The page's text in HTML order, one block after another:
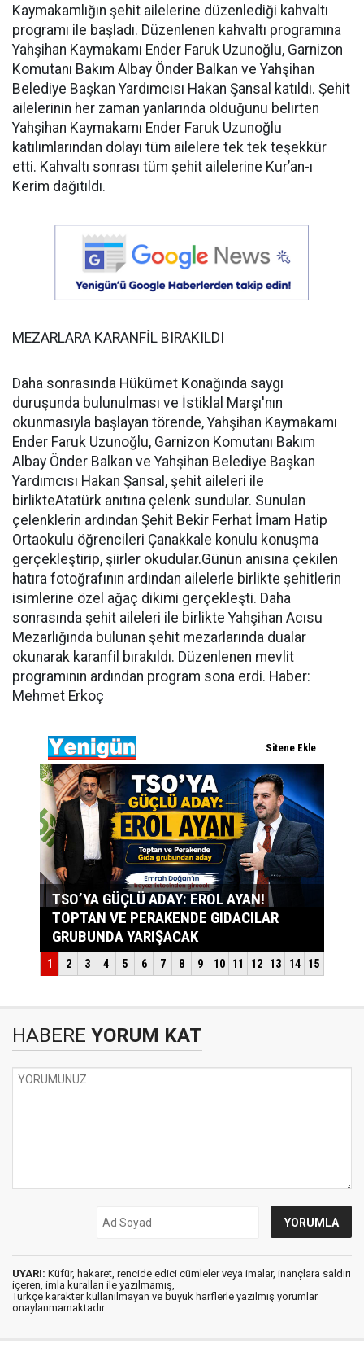
Kaymakamlığın şehit ailelerine düzenlediği kahvaltı
programı ile başladı. Düzenlenen kahvaltı programına
Yahşihan Kaymakamı Ender Faruk Uzunoğlu, Garnizon
Komutanı Bakım Albay Önder Balkan ve Yahşihan
Belediye Başkan Yardımcısı Hakan Şansal katıldı. Şehit
ailelerinin her zaman yanlarında olduğunu belirten
Yahşihan Kaymakamı Ender Faruk Uzunoğlu
katılımlarından dolayı tüm ailelere tek tek teşekkür
etti. Kahvaltı sonrası tüm şehit ailelerine Kur’an-ı
Kerim dağıtıldı.
MEZARLARA KARANFİL BIRAKILDI
Daha sonrasında Hükümet Konağında saygı
duruşunda bulunulması ve İstiklal Marşı'nın
okunmasıyla başlayan törende, Yahşihan Kaymakamı
Ender Faruk Uzunoğlu, Garnizon Komutanı Bakım
Albay Önder Balkan ve Yahşihan Belediye Başkan
Yardımcısı Hakan Şansal, şehit aileleri ile
birlikteAtatürk anıtına çelenk sundular. Sunulan
çelenklerin ardından Şehit Bekir Ferhat İmam Hatip
Ortaokulu öğrencileri Çanakkale konulu konuşma
gerçekleştirip, şiirler okudular.Günün anısına çekilen
hatıra fotoğrafının ardından ailelerle birlikte şehitlerin
isimlerine özel ağaç dikimi gerçekleşti. Daha
sonrasında şehit aileleri ile birlikte Yahşihan Acısu
Mezarlığında bulunan şehit mezarlarında dualar
okunarak karanfil bırakıldı. Düzenlenen mevlit
programının ardından program sona erdi. Haber:
Mehmet Erkoç
HABERE YORUM KAT
UYARI: Küfür, hakaret, rencide edici cümleler veya imalar, inançlara saldırı
içeren, imla kuralları ile yazılmamış,
Türkçe karakter kullanılmayan ve büyük harflerle yazılmış yorumlar
onaylanmamaktadır.